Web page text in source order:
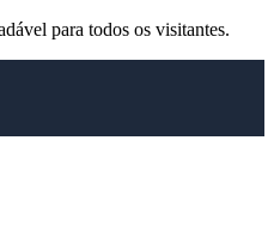
para todos os visitantes.